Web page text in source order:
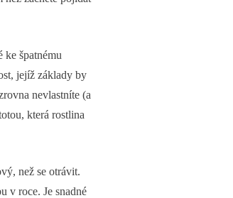
ke špatnému
jejíž základy by
nevlastníte (a
která rostlina
než se otrávit.
v roce. Je snadné